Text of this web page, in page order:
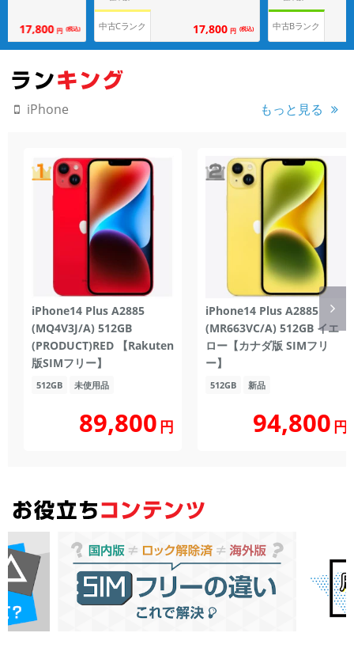
17,800 円 (税込) 中古Cランク 17,800 円 (税込) 中古Bランク
iPhone もっと見る
iPhone14 Plus A2885
(MQ4V3J/A) 512GB
(PRODUCT)RED 【Rakuten
版SIMフリー】
512GB 未使用品
89,800円
iPhone14 Plus A2885
(MR663VC/A) 512GB イエ
ロー【カナダ版 SIMフリ
ー】
512GB 新品
94,800円